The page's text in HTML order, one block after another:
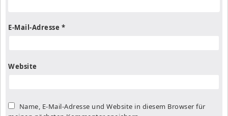
E-Mail-Adresse *
Website
Name, E-Mail-Adresse und Website in diesem Browser für